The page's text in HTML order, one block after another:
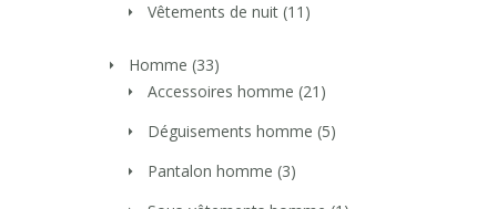
Vêtements de nuit (11)
Homme (33)
Accessoires homme (21)
Déguisements homme (5)
Pantalon homme (3)